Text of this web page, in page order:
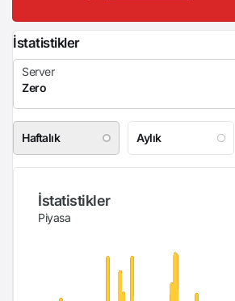
İstatistikler
Haftalık Aylık
İstatistikler
Piyasa